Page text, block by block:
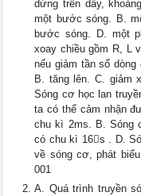
dừng trên dây,
một bước sóng. B.
bước sóng. D. một
xoay chiều gồm R, L
nếu giảm tần số
B. tăng lên. C. giảm
Sóng cơ học lan
ta có thể cảm nhận
chu kì 2ms. B. Sóng
có chu kì 16s . D.
về sóng cơ, phát
001
A. Quá trình truyền